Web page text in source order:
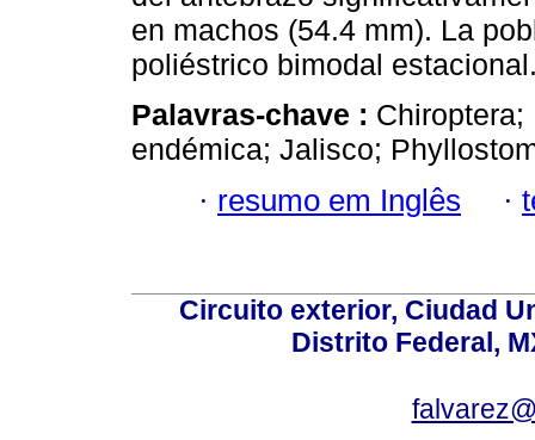
en machos (54.4 mm). La
poliéstrico bimodal
Palavras-chave :
endémica; Jalisco;
· resumo em Inglês ·
Circuito exterior, Ciudad
Distrito Federal,